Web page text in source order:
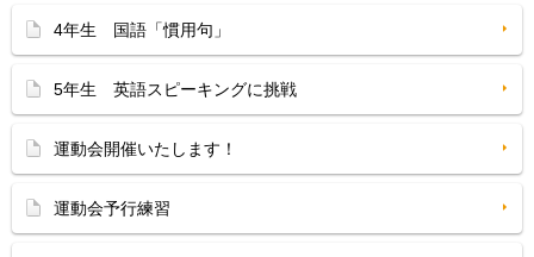
4年生 国語「慣用句」
5年生 英語スピーキングに挑戦
運動会開催いたします！
運動会予行練習